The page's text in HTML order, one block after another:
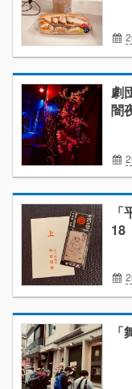
劇
闇
18